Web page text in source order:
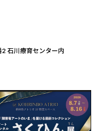
石川療育センター内
項